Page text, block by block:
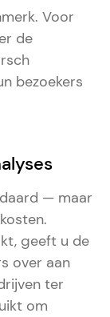
Voor
de
bezoekers
— maar
geeft u de
over aan
ter
om